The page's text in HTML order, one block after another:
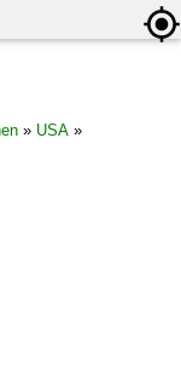
» USA »